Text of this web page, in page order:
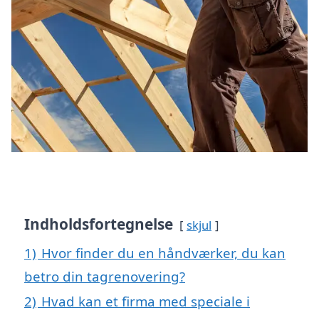
Indholdsfortegnelse skjul
1) Hvor finder du en håndværker, du kan
betro din tagrenovering?
2) Hvad kan et firma med speciale i